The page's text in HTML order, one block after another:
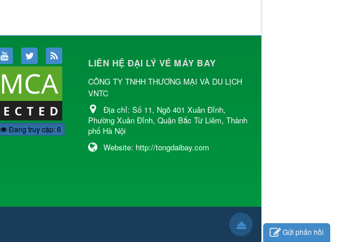
Đang truy cập: 6
LIÊN HỆ ĐẠI LÝ VÉ MÁY BAY
CÔNG TY TNHH THƯƠNG MẠI VÀ DU LỊCH
VNTC
Địa chỉ: Số 11, Ngõ 401 Xuân Đỉnh,
Phường Xuân Đỉnh, Quận Bắc Từ Liêm, Thành
phố Hà Nội
Website: http://tongdaibay.com
Gửi phản hồi